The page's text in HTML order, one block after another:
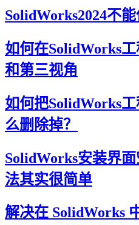
SolidWorks2024不
如何在SolidWorks
和第三视角
如何把SolidWorks
么删除掉？
SolidWorks安装界
法其实很简单
解决在 SolidWorks